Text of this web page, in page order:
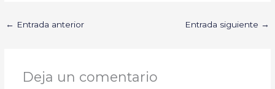
← Entrada anterior Entrada siguiente →
Deja un comentario